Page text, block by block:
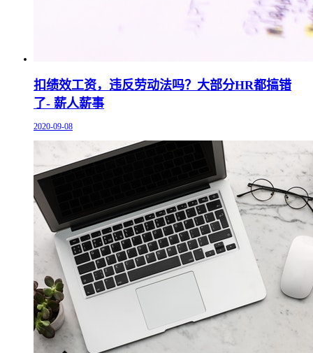
扣绩效工资，违反劳动法吗？大部分HR都搞错
了- 薪人薪事
2020-09-08